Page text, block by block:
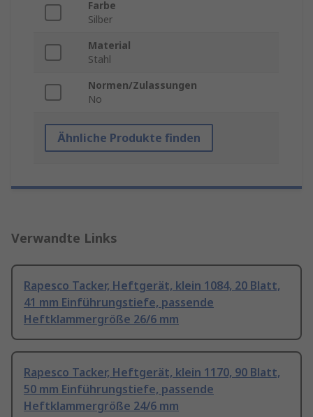
Farbe
Silber
Material
Stahl
Normen/Zulassungen
No
Ähnliche Produkte finden
Verwandte Links
Rapesco Tacker, Heftgerät, klein 1084, 20 Blatt,
41 mm Einführungstiefe, passende
Heftklammergröße 26/6 mm
Rapesco Tacker, Heftgerät, klein 1170, 90 Blatt,
50 mm Einführungstiefe, passende
Heftklammergröße 24/6 mm